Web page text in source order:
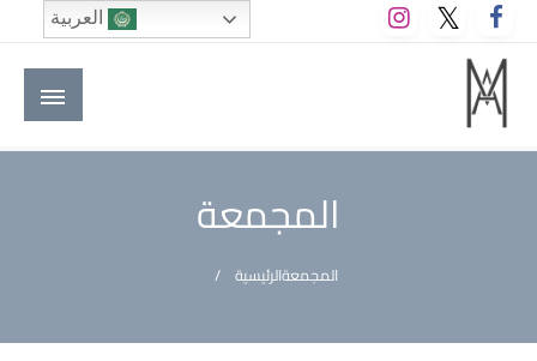
التخطي
إلى
المحتوى
M A hotels | إم ايه هوتيلز
الموقع الأول للعاملين في الفنادق في العالم العربي
المجمعة
الرئيسيةالمجمعة
العربية